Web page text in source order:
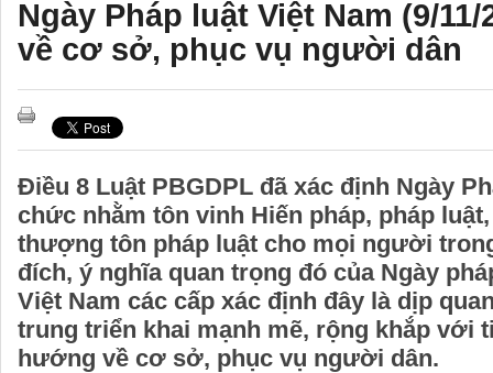
Ngày Pháp luật Việt Nam (9/
về cơ sở, phục vụ người dân
Điều 8 Luật PBGDPL đã xác định Ngày
chức nhằm tôn vinh Hiến pháp, pháp
thượng tôn pháp luật cho mọi người
đích, ý nghĩa quan trọng đó của Ngày
Việt Nam các cấp xác định đây là dịp
trung triển khai mạnh mẽ, rộng khắp với
hướng về cơ sở, phục vụ người dân.